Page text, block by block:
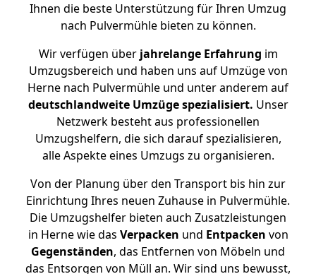
Ihnen die beste Unterstützung für Ihren Umzug
nach Pulvermühle bieten zu können.
Wir verfügen überjahrelange Erfahrung im
Umzugsbereich und haben uns auf Umzüge von
Herne nach Pulvermühle und unter anderem auf
deutschlandweite Umzüge spezialisiert. Unser
Netzwerk besteht aus professionellen
Umzugshelfern, die sich darauf spezialisieren,
alle Aspekte eines Umzugs zu organisieren.
Von der Planung über den Transport bis hin zur
Einrichtung Ihres neuen Zuhause in Pulvermühle.
Die Umzugshelfer bieten auch Zusatzleistungen
in Herne wie das Verpacken und Entpacken von
Gegenständen, das Entfernen von Möbeln und
das Entsorgen von Müll an. Wir sind uns bewusst,